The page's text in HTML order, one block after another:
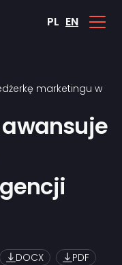
PL EN
marketingu w
DOCX PDF